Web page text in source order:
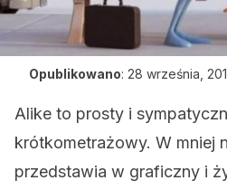
Opublikowano: 28 września,
Alike to prosty i
krótkometrażowy. W mniej
przedstawia w graficzny i